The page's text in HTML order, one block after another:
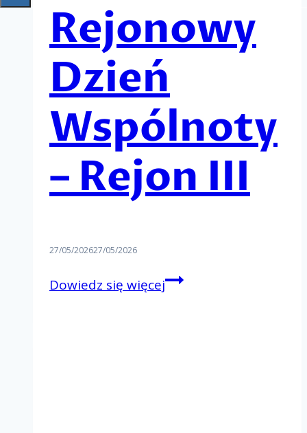
Rejonowy
Dzień
Wspólnoty
– Rejon III
27/05/202627/05/2026
Dowiedz się więcejRejonowy